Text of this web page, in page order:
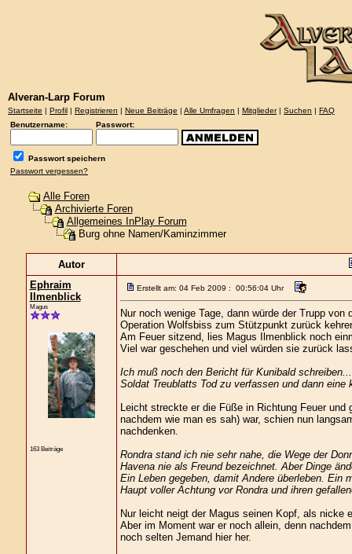
Alveran-Larp Forum
Startseite | Profil | Registrieren | Neue Beiträge | Alle Umfragen | Mitglieder| Suchen | FAQ
Benutzername:
Passwort:
Passwort speichern
Passwort vergessen?
Alle Foren
Archivierte Foren
Allgemeines InPlay Forum
Burg ohne Namen/Kaminzimmer
Autor
Ephraim
Ilmenblick
Magus
163 Beiträge
Erstellt am: 04 Feb 2009 : 00:56:04 Uhr
Nur noch wenige Tage, dann würde der Trupp
Operation Wolfsbiss zum Stützpunkt zurück
Am Feuer sitzend, lies Magus Ilmenblick noch
Viel war geschehen und viel würden sie zurück
Ich muß noch den Bericht für Kunibald
Soldat Treublatts Tod zu verfassen und dann
Leicht streckte er die Füße in Richtung Feuer
nachdem wie man es sah) war, schien nun
nachdenken.
Rondra stand ich nie sehr nahe, die Wege der
Havena nie als Freund bezeichnet. Aber Dinge
Ein Leben gegeben, damit Andere überleben. Ein
Haupt voller Achtung vor Rondra und ihren
Nur leicht neigt der Magus seinen Kopf, als nicke
Aber im Moment war er noch allein, denn
noch selten Jemand hier her.